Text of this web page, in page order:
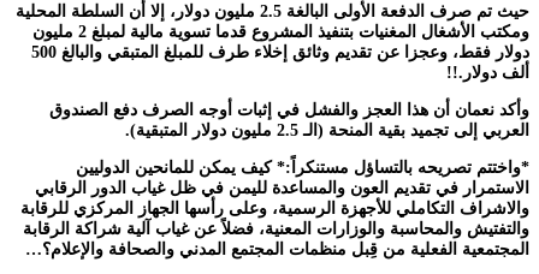
حيث تم صرف الدفعة الأولى البالغة 2.5 مليون دولار، إلا أن السلطة المحلية
ومكتب الأشغال المغنيات بتنفيذ المشروع قدما تسوية مالية لمبلغ 2 مليون
دولار فقط، وعجزا عن تقديم وثائق إخلاء طرف للمبلغ المتبقي والبالغ 500
ألف دولار.!!
وأكد نعمان أن هذا العجز والفشل في إثبات أوجه الصرف دفع الصندوق
العربي إلى تجميد بقية المنحة (الـ 2.5 مليون دولار المتبقية).
*واختتم تصريحه بالتساؤل مستنكراً:* كيف يمكن للمانحين الدوليين
الاستمرار في تقديم العون والمساعدة لليمن في ظل غياب الدور الرقابي
والاشراف التكاملي للأجهزة الرسمية، وعلى رأسها الجهاز المركزي للرقابة
والتفتيش والمحاسبة والوزارات المعنية، فضلاً عن غياب آلية شراكة الرقابة
المجتمعية الفعلية من قِبل منظمات المجتمع المدني والصحافة والإعلام؟…